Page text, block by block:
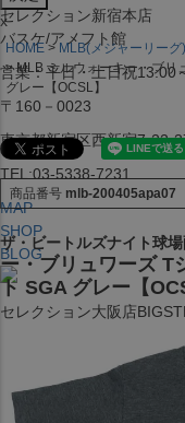
セレクション新宿本店
バスケ/アメフト館
営業：平日・土日祝13:00
〒160－0023
東京都新宿区西新宿7-22-
TEL:03-5338-7231
MAP
SHOP
BLOG
セレクション大阪店
営業：平日・土日祝12:00
〒542-008
大阪府大阪市中央区西心
x
HOME MLB(メジャーリー
MLB ミルウォーキー・ブリ
グレー【OCSL】
商品番号 mlb-200405apa07
ザ・ビートルズナイト球場
ー・ブリュワーズ T
ト SGA グレー【